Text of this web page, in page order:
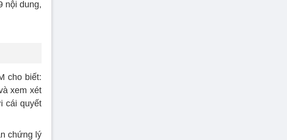
nội dung,
cho biết:
xem xét
cái quyết
chứng lý